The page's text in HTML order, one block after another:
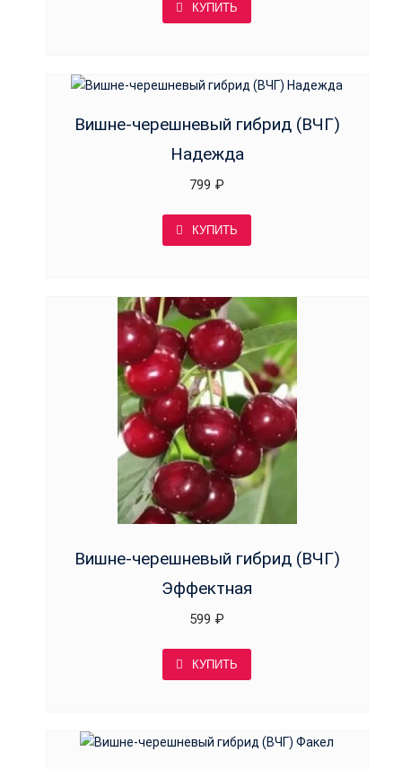
КУПИТЬ
Вишне-черешневый гибрид (ВЧГ)
Надежда
799 ₽
КУПИТЬ
Вишне-черешневый гибрид (ВЧГ)
Эффектная
599 ₽
КУПИТЬ